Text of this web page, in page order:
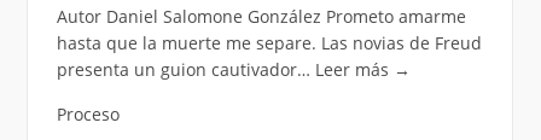
Autor Daniel Salomone González Prometo amarme
hasta que la muerte me separe. Las novias de Freud
presenta un guion cautivador… Leer más →
Proceso